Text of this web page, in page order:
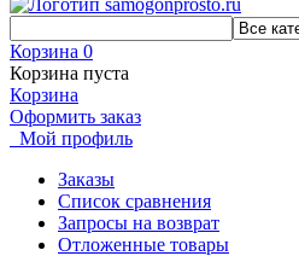
Корзина 0
Корзина пуста
Корзина
Оформить заказ
Мой профиль
Заказы
Список сравнения
Запросы на возврат
Отложенные товары